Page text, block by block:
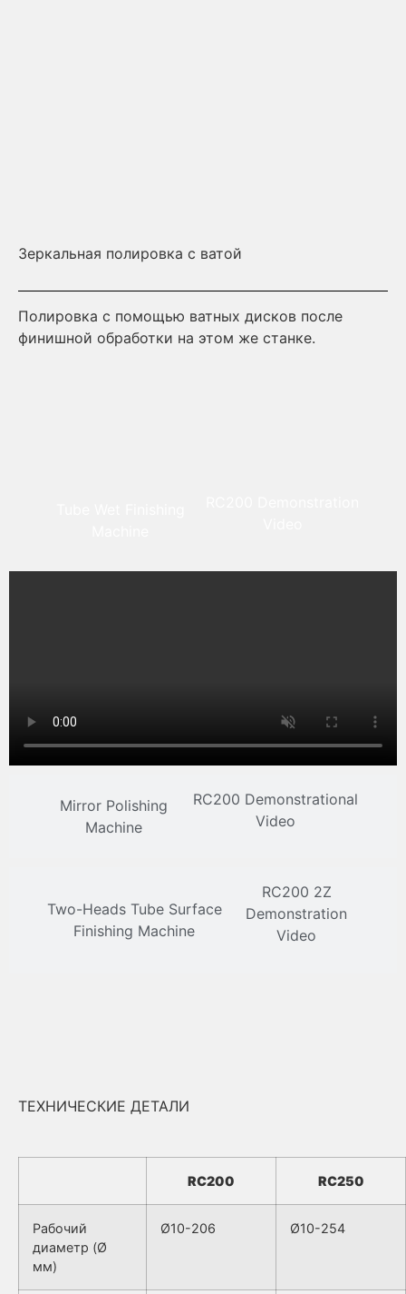
Зеркальная полировка с ватой
Полировка с помощью ватных дисков после
финишной обработки на этом же станке.
Mirror Polishing
Machine
RC200 Demonstrational
Video
Two-Heads Tube Surface
Finishing Machine
RC200 2Z
Demonstration
Video
ТЕХНИЧЕСКИЕ ДЕТАЛИ
RC200 RC250
Рабочий
диаметр (Ø
мм)
Ø10-206 Ø10-254